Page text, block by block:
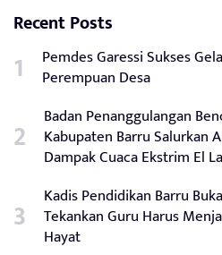
Recent Posts
Pemdes Garessi Sukses
Perempuan Desa
Badan Penanggulangan
Kabupaten Barru Salurkan
Dampak Cuaca Ekstrim El
Kadis Pendidikan Barru
Tekankan Guru Harus
Hayat